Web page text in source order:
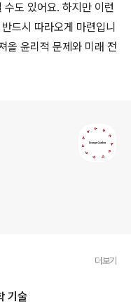
도 있어요. 하지만 이런
드시 따라오게 마련입니
올 윤리적 문제와 미래 전
더보기
기술